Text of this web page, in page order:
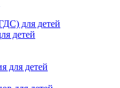
для детей
детей
для детей